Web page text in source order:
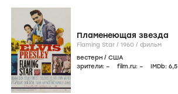
Пламенеющая звезда
Flaming Star / 1960 / фильм
вестерн / США
зрители: – film.ru: – IMDb: 6,5